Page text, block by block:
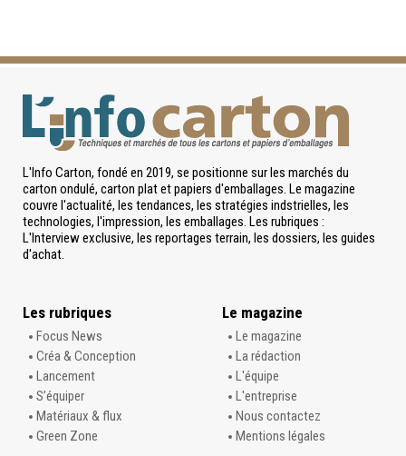
L'Info Carton, fondé en 2019, se positionne sur les marchés du
carton ondulé, carton plat et papiers d'emballages. Le magazine
couvre l'actualité, les tendances, les stratégies indstrielles, les
technologies, l'impression, les emballages. Les rubriques :
L'Interview exclusive, les reportages terrain, les dossiers, les guides
d'achat.
Les rubriques
Focus News
Créa & Conception
Lancement
S’équiper
Matériaux & flux
Green Zone
Le magazine
Le magazine
La rédaction
L'équipe
L'entreprise
Nous contactez
Mentions légales